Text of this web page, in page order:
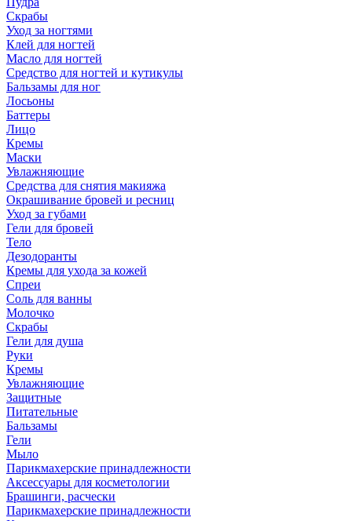
Скрабы
Уход за ногтями
Клей для ногтей
Масло для ногтей
Средство для ногтей и кутикулы
Бальзамы для ног
Лосьоны
Баттеры
Лицо
Кремы
Маски
Увлажняющие
Средства для снятия макияжа
Окрашивание бровей и ресниц
Уход за губами
Гели для бровей
Тело
Дезодоранты
Кремы для ухода за кожей
Спреи
Соль для ванны
Молочко
Скрабы
Гели для душа
Руки
Кремы
Увлажняющие
Защитные
Питательные
Бальзамы
Гели
Мыло
Парикмахерские принадлежности
Аксессуары для косметологии
Брашинги, расчески
Парикмахерские принадлежности